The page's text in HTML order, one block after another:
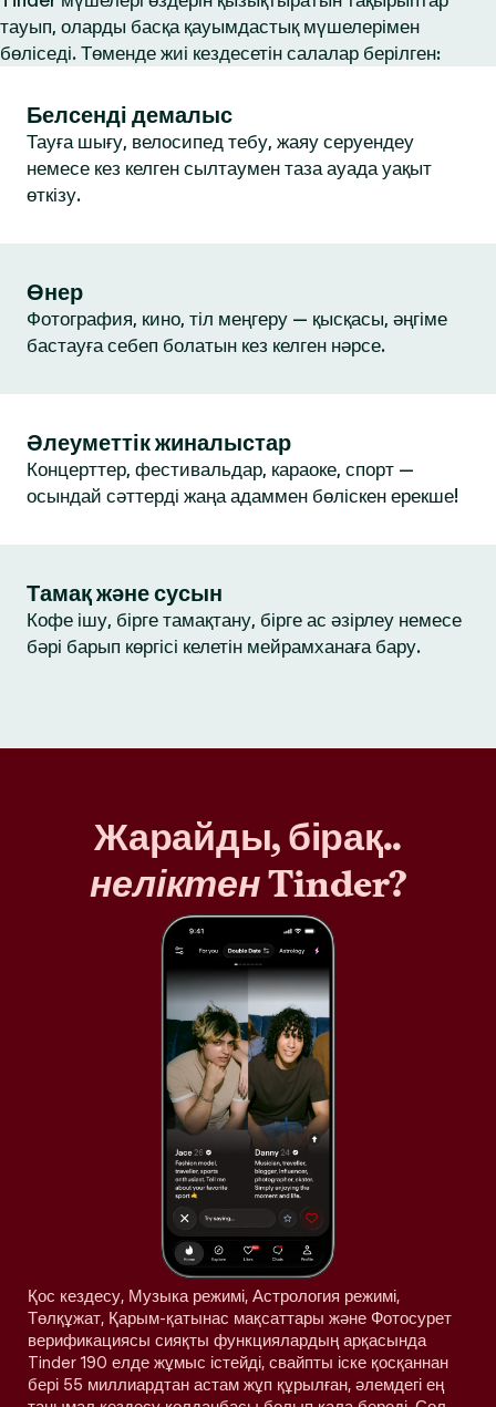
тауып, оларды басқа қауымдастық мүшелерімен
бөліседі. Төменде жиі кездесетін салалар берілген:
Белсенді демалыс
Тауға шығу, велосипед тебу, жаяу серуендеу
немесе кез келген сылтаумен таза ауада уақыт
өткізу.
Өнер
Фотография, кино, тіл меңгеру — қысқасы, әңгіме
бастауға себеп болатын кез келген нәрсе.
Әлеуметтік жиналыстар
Концерттер, фестивальдар, караоке, спорт —
осындай сәттерді жаңа адаммен бөліскен ерекше!
Тамақ және сусын
Кофе ішу, бірге тамақтану, бірге ас әзірлеу немесе
бәрі барып көргісі келетін мейрамханаға бару.
Жарайды, бірақ..
неліктенTinder?
Қос кездесу, Музыка режимі, Астрология режимі,
Төлқұжат, Қарым-қатынас мақсаттары және Фотосурет
верификациясы сияқты функциялардың арқасында
Tinder 190 елде жұмыс істейді, свайпты іске қосқаннан
бері 55 миллиардтан астам жұп құрылған, әлемдегі ең